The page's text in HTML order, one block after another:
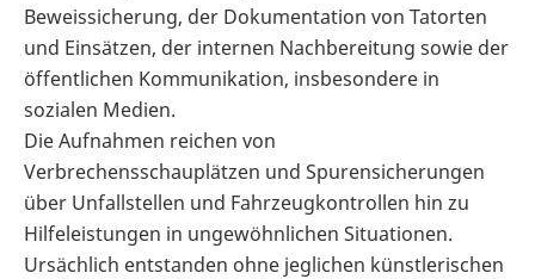
Beweissicherung, der Dokumentation von Tatorten
und Einsätzen, der internen Nachbereitung sowie der
öffentlichen Kommunikation, insbesondere in
sozialen Medien.
Die Aufnahmen reichen von
Verbrechensschauplätzen und Spurensicherungen
über Unfallstellen und Fahrzeugkontrollen hin zu
Hilfeleistungen in ungewöhnlichen Situationen.
Ursächlich entstanden ohne jeglichen künstlerischen